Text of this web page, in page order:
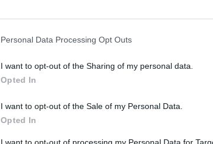
Personal Data Processing Opt Outs
I want to opt-out of the Sharing of my personal data.
Opted In
I want to opt-out of the Sale of my Personal Data.
Opted In
I want to opt-out of processing my Personal Data for